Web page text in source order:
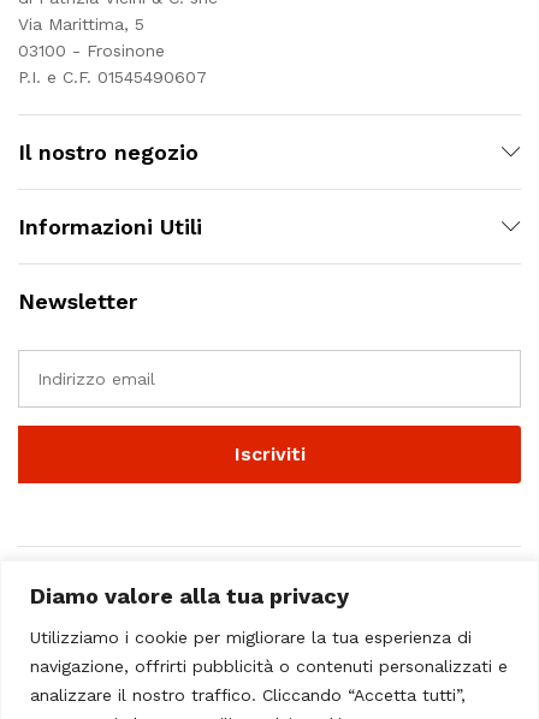
Diamo valore alla tua privacy
Utilizziamo i cookie per migliorare la tua esperienza di
navigazione, offrirti pubblicità o contenuti personalizzati e
analizzare il nostro traffico. Cliccando “Accetta tutti”,
Via Marittima, 5
03100 - Frosinone
P.I. e C.F. 01545490607
Il nostro negozio
Informazioni Utili
Newsletter
© 2023 - Casa Musicale Vicini. All Rights Reserved